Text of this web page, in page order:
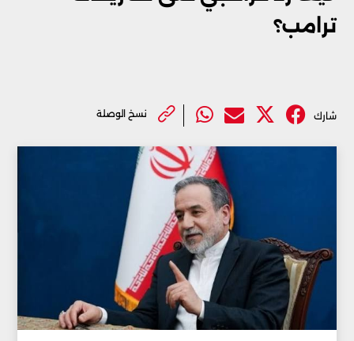
ترامب؟
شارك نسخ الوصلة